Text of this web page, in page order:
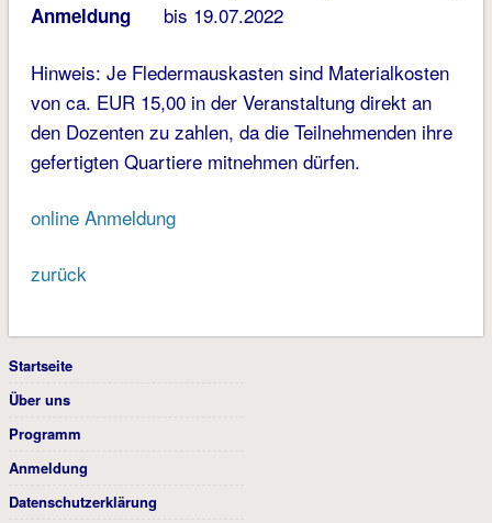
Anmeldung bis 19.07.2022
Hinweis: Je Fledermauskasten sind Materialkosten
von ca. EUR 15,00 in der Veranstaltung direkt an
den Dozenten zu zahlen, da die Teilnehmenden ihre
gefertigten Quartiere mitnehmen dürfen.
online Anmeldung
zurück
Startseite
Über uns
Programm
Anmeldung
Datenschutzerklärung